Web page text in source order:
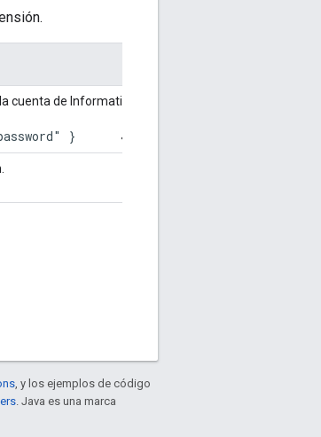
cuenta de Informatica.
}
, y los ejemplos de código
. Java es una marca